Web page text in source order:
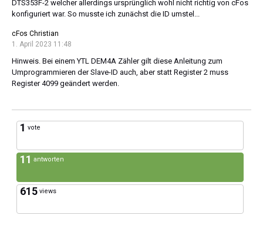
DTS353F-2 welcher allerdings ursprünglich wohl nicht richtig von cFos
konfiguriert war. So musste ich zunächst die ID umstel...
cFos Christian
1. April 2023 11:48
Hinweis. Bei einem YTL DEM4A Zähler gilt diese Anleitung zum
Umprogrammieren der Slave-ID auch, aber statt Register 2 muss
Register 4099 geändert werden.
1 vote
11 antworten
615 views